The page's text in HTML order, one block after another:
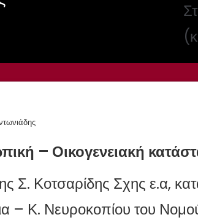
– Οικογενειακή
Σ. Κοτσαρίδης Σχης ε.α,
– Κ. Νευροκοπίου του